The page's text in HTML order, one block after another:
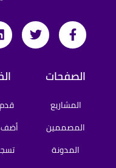
الصفحات
المشاريع
المصممين
المدونة